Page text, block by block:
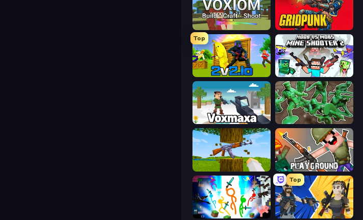
Voxiom.io
Top
2v2.io Mine Shooter 2: Noob vs Mobs
Voxmaxa Soldiers - Capture and Control!
Mine Shooter 3D Playground
Stickman Epic
Top
BuildNow GG